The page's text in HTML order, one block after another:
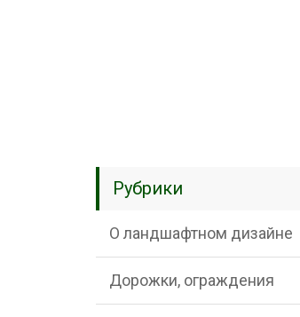
Рубрики
О ландшафтном дизайне
Дорожки, ограждения